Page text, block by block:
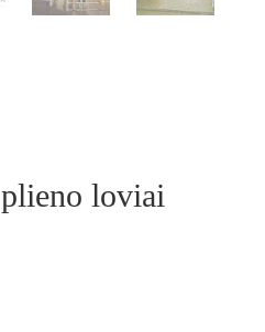
loviai